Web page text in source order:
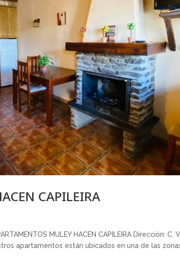
CAPILEIRA
MULEY HACEN CAPILEIRA Dirección: C.
apartamentos están ubicados en una de las